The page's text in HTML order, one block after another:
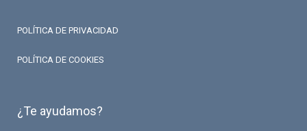
POLÍTICA DE PRIVACIDAD
POLÍTICA DE COOKIES
¿Te ayudamos?